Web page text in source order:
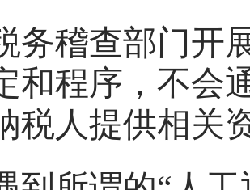
稽查部门开展
和程序，不会
税人提供相关